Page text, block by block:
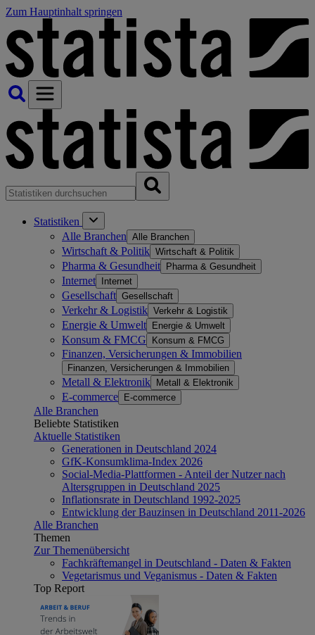
Zum Hauptinhalt springen
Statistiken
Alle Branchen Alle Branchen
Wirtschaft & Politik Wirtschaft & Politik
Pharma & Gesundheit Pharma & Gesundheit
Internet Internet
Gesellschaft Gesellschaft
Verkehr & Logistik Verkehr & Logistik
Energie & Umwelt Energie & Umwelt
Konsum & FMCG Konsum & FMCG
Finanzen, Versicherungen & Immobilien
Finanzen, Versicherungen & Immobilien
Metall & Elektronik Metall & Elektronik
E-commerce E-commerce
Alle Branchen
Beliebte Statistiken
Aktuelle Statistiken
Generationen in Deutschland 2024
GfK-Konsumklima-Index 2026
Social-Media-Plattformen - Anteil der Nutzer nach
Altersgruppen in Deutschland 2025
Inflationsrate in Deutschland 1992-2025
Entwicklung der Bauzinsen in Deutschland 2011-2026
Alle Branchen
Themen
Zur Themenübersicht
Fachkräftemangel in Deutschland - Daten & Fakten
Vegetarismus und Veganismus - Daten & Fakten
Top Report